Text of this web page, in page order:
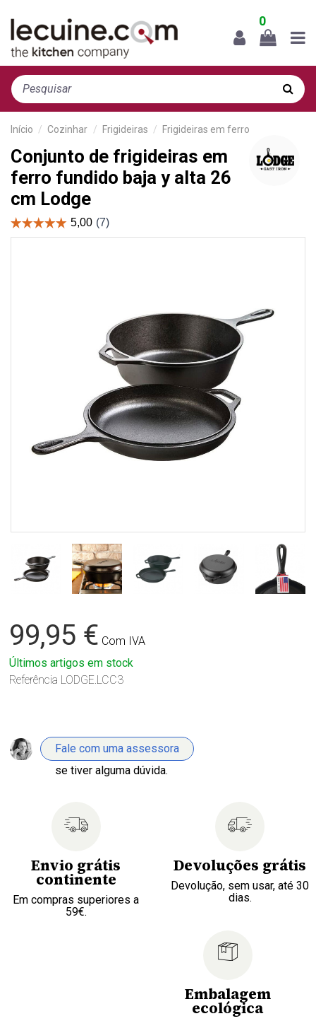
0
Início Cozinhar Frigideiras Frigideiras em ferro
Conjunto de frigideiras em
ferro fundido baja y alta 26
cm Lodge
99,95 € Com IVA
Últimos artigos em stock
Referência LODGE.LCC3
Fale com uma assessora
se tiver alguma dúvida.
Envio grátis
continente
Em compras superiores a
59€.
Devoluções grátis
Devolução, sem usar, até 30
dias.
Embalagem
ecológica